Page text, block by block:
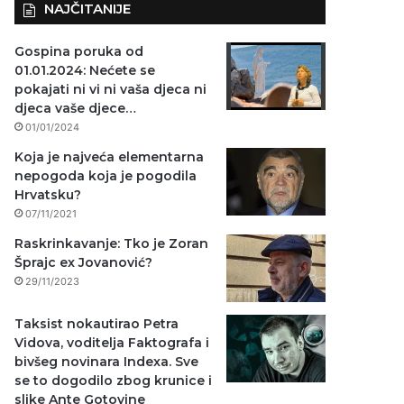
NAJČITANIJE
Gospina poruka od
01.01.2024: Nećete se
pokajati ni vi ni vaša djeca ni
djeca vaše djece…
01/01/2024
Koja je najveća elementarna
nepogoda koja je pogodila
Hrvatsku?
07/11/2021
Raskrinkavanje: Tko je Zoran
Šprajc ex Jovanović?
29/11/2023
Taksist nokautirao Petra
Vidova, voditelja Faktografa i
bivšeg novinara Indexa. Sve
se to dogodilo zbog krunice i
slike Ante Gotovine